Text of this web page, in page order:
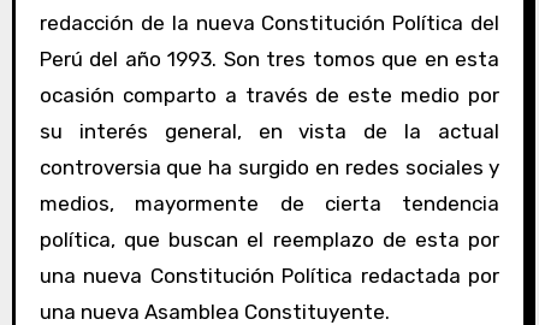
redacción de la nueva Constitución Política del
Perú del año 1993. Son tres tomos que en esta
ocasión comparto a través de este medio por
su interés general, en vista de la actual
controversia que ha surgido en redes sociales y
medios, mayormente de cierta tendencia
política, que buscan el reemplazo de esta por
una nueva Constitución Política redactada por
una nueva Asamblea Constituyente.